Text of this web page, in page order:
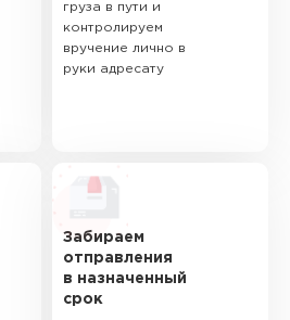
груза в пути и
контролируем
вручение лично в
руки адресату
Забираем
отправления
в назначенный
срок